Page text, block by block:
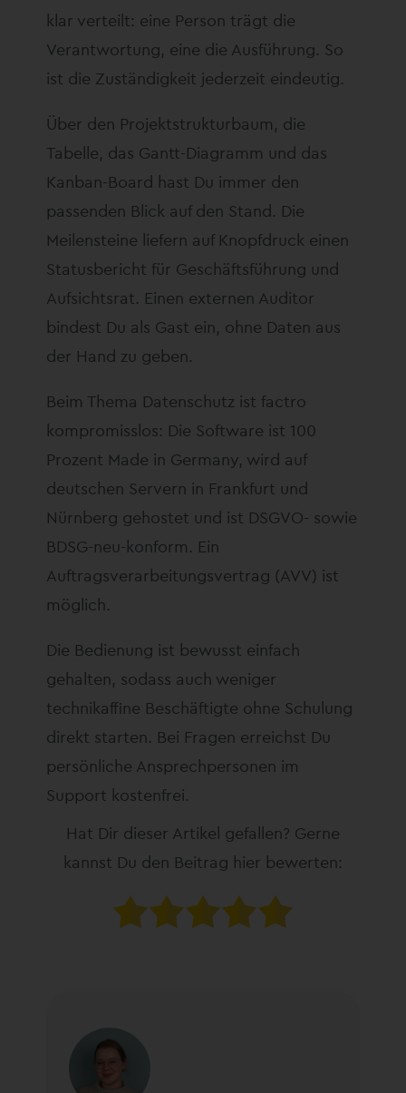
klar verteilt: eine Person trägt die
Verantwortung, eine die Ausführung. So
ist die Zuständigkeit jederzeit eindeutig.
Über den Projektstrukturbaum, die
Tabelle, das Gantt-Diagramm und das
Kanban-Board hast Du immer den
passenden Blick auf den Stand. Die
Meilensteine liefern auf Knopfdruck einen
Statusbericht für Geschäftsführung und
Aufsichtsrat. Einen externen Auditor
bindest Du als Gast ein, ohne Daten aus
der Hand zu geben.
Beim Thema Datenschutz ist factro
kompromisslos: Die Software ist 100
Prozent Made in Germany, wird auf
deutschen Servern in Frankfurt und
Nürnberg gehostet und ist DSGVO- sowie
BDSG-neu-konform. Ein
Auftragsverarbeitungsvertrag (AVV) ist
möglich.
Die Bedienung ist bewusst einfach
gehalten, sodass auch weniger
technikaffine Beschäftigte ohne Schulung
direkt starten. Bei Fragen erreichst Du
persönliche Ansprechpersonen im
Support kostenfrei.
Hat Dir dieser Artikel gefallen? Gerne
kannst Du den Beitrag hier bewerten: